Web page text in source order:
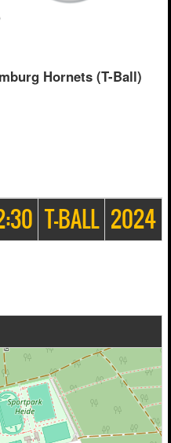
Hornets (T-Ball)
T-BALL 2024